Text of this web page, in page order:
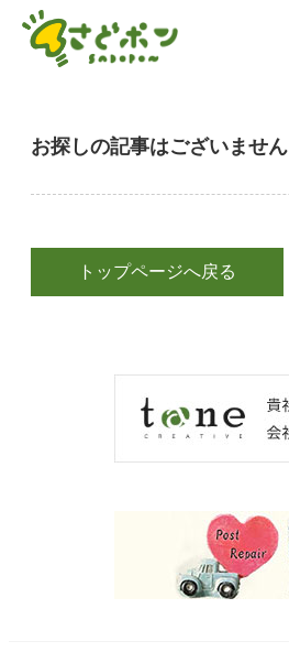
お探しの記事はございません
トップページへ戻る